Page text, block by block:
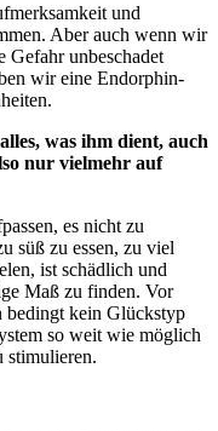
und
Aber auch wenn wir
Gefahr unbeschadet
wir eine Endorphin-
was ihm dient, auch
nur vielmehr auf
es nicht zu
süß zu essen, zu viel
ist schädlich und
Maß zu finden. Vor
bedingt kein Glückstyp
so weit wie möglich
stimulieren.